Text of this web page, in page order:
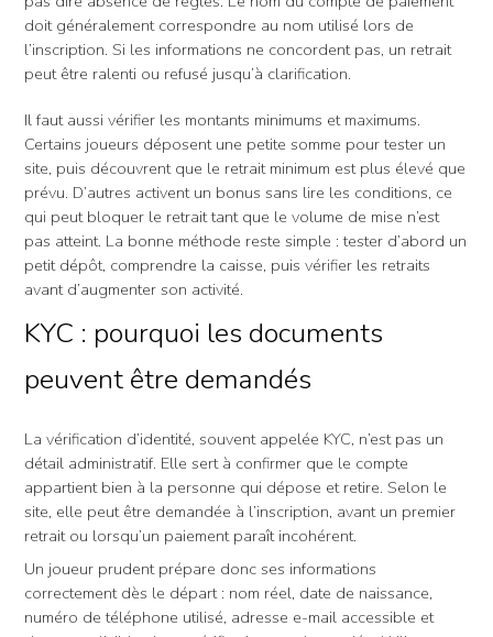
doit généralement correspondre au nom utilisé lors de
l’inscription. Si les informations ne concordent pas, un retrait
peut être ralenti ou refusé jusqu’à clarification.
Il faut aussi vérifier les montants minimums et maximums.
Certains joueurs déposent une petite somme pour tester un
site, puis découvrent que le retrait minimum est plus élevé que
prévu. D’autres activent un bonus sans lire les conditions, ce
qui peut bloquer le retrait tant que le volume de mise n’est
pas atteint. La bonne méthode reste simple : tester d’abord un
petit dépôt, comprendre la caisse, puis vérifier les retraits
avant d’augmenter son activité.
KYC : pourquoi les documents
peuvent être demandés
La vérification d’identité, souvent appelée KYC, n’est pas un
détail administratif. Elle sert à confirmer que le compte
appartient bien à la personne qui dépose et retire. Selon le
site, elle peut être demandée à l’inscription, avant un premier
retrait ou lorsqu’un paiement paraît incohérent.
Un joueur prudent prépare donc ses informations
correctement dès le départ : nom réel, date de naissance,
numéro de téléphone utilisé, adresse e-mail accessible et